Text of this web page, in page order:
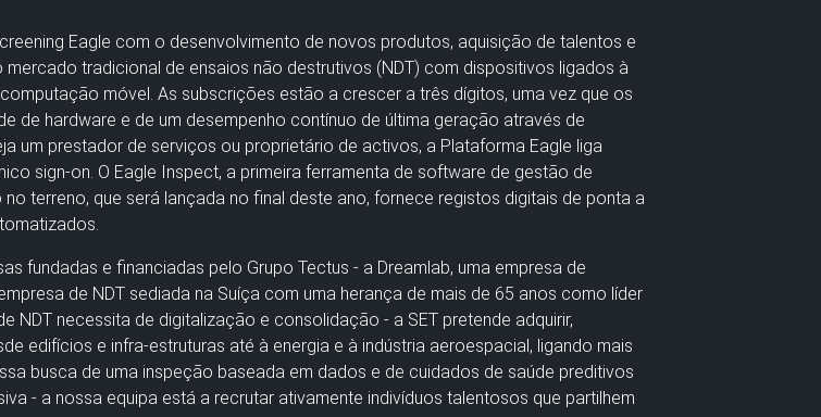
Eagle com o desenvolvimento de novos produtos, aquisição de talentos e
tradicional de ensaios não destrutivos (NDT) com dispositivos ligados à
móvel. As subscrições estão a crescer a três dígitos, uma vez que os
de hardware e de um desempenho contínuo de última geração através de
um prestador de serviços ou proprietário de activos, a Plataforma Eagle liga
sign-on. O Eagle Inspect, a primeira ferramenta de software de gestão de
terreno, que será lançada no final deste ano, fornece registos digitais de ponta a
fundadas e financiadas pelo Grupo Tectus - a Dreamlab, uma empresa de
de NDT sediada na Suíça com uma herança de mais de 65 anos como líder
NDT necessita de digitalização e consolidação - a SET pretende adquirir,
edifícios e infra-estruturas até à energia e à indústria aeroespacial, ligando mais
busca de uma inspeção baseada em dados e de cuidados de saúde preditivos
- a nossa equipa está a recrutar ativamente indivíduos talentosos que partilhem